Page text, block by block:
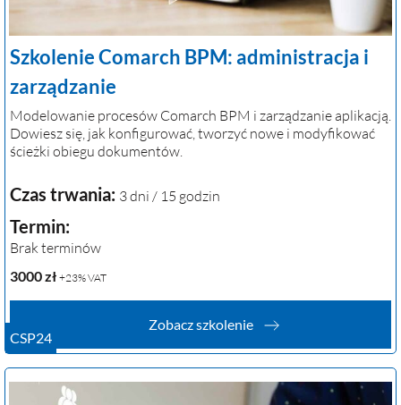
CSP24
Szkolenie Comarch BPM: administracja i
zarządzanie
Modelowanie procesów Comarch BPM i zarządzanie aplikacją.
Dowiesz się, jak konfigurować, tworzyć nowe i modyfikować
ścieżki obiegu dokumentów.
Czas trwania: 3 dni / 15 godzin
Termin:
Brak terminów
3000zł +23% VAT
Zobacz szkolenie